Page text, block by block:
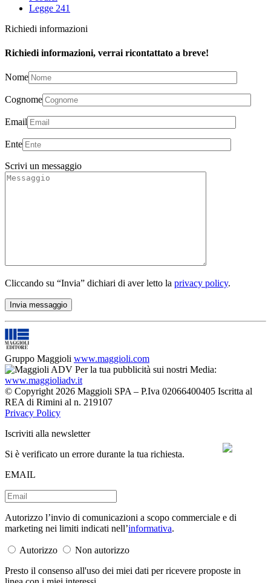
Legge 241
Richiedi informazioni
Richiedi informazioni, verrai ricontattato a breve!
Nome
Cognome
Email
Ente
Scrivi un messaggio
Cliccando su “Invia” dichiari di aver letto la privacy policy.
Gruppo Maggioli www.maggioli.com
Per la tua pubblicità sui nostri Media:
www.maggioliadv.it
© Copyright 2026 Maggioli SPA – P.Iva 02066400405 Iscritta al
REA di Rimini al n. 219107
Privacy Policy
Iscriviti alla newsletter
Si è verificato un errore durante la tua richiesta.
EMAIL
Autorizzo l’invio di comunicazioni a scopo commerciale e di
marketing nei limiti indicati nell’informativa.
Autorizzo
Non autorizzo
Presto il consenso all'uso dei miei dati per ricevere proposte in